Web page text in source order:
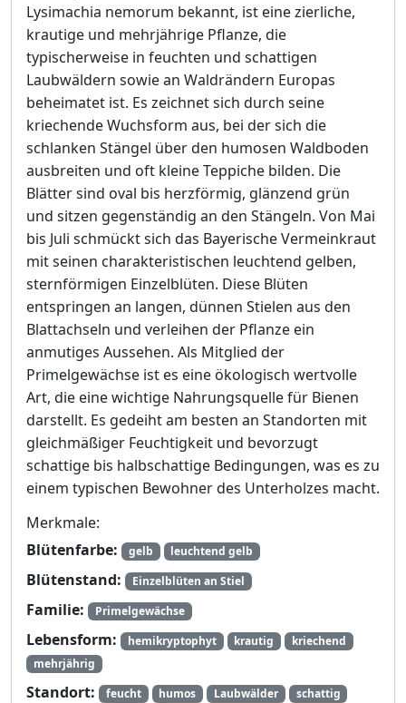
Lysimachia nemorum bekannt, ist eine zierliche,
krautige und mehrjährige Pflanze, die
typischerweise in feuchten und schattigen
Laubwäldern sowie an Waldrändern Europas
beheimatet ist. Es zeichnet sich durch seine
kriechende Wuchsform aus, bei der sich die
schlanken Stängel über den humosen Waldboden
ausbreiten und oft kleine Teppiche bilden. Die
Blätter sind oval bis herzförmig, glänzend grün
und sitzen gegenständig an den Stängeln. Von Mai
bis Juli schmückt sich das Bayerische Vermeinkraut
mit seinen charakteristischen leuchtend gelben,
sternförmigen Einzelblüten. Diese Blüten
entspringen an langen, dünnen Stielen aus den
Blattachseln und verleihen der Pflanze ein
anmutiges Aussehen. Als Mitglied der
Primelgewächse ist es eine ökologisch wertvolle
Art, die eine wichtige Nahrungsquelle für Bienen
darstellt. Es gedeiht am besten an Standorten mit
gleichmäßiger Feuchtigkeit und bevorzugt
schattige bis halbschattige Bedingungen, was es zu
einem typischen Bewohner des Unterholzes macht.
Merkmale:
Blütenfarbe:
gelb leuchtend gelb
Blütenstand: Einzelblüten an Stiel
Familie: Primelgewächse
Lebensform: hemikryptophyt krautig
kriechend
mehrjährig
Standort: feucht humos Laubwälder
schattig